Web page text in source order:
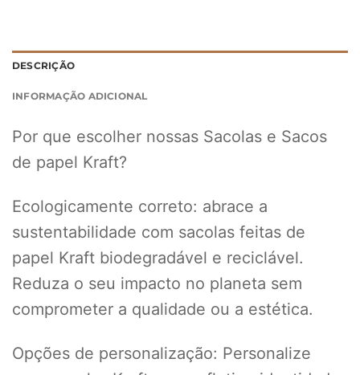
DESCRIÇÃO
INFORMAÇÃO ADICIONAL
Por que escolher nossas Sacolas e Sacos
de papel Kraft?
Ecologicamente correto: abrace a
sustentabilidade com sacolas feitas de
papel Kraft biodegradável e reciclável.
Reduza o seu impacto no planeta sem
comprometer a qualidade ou a estética.
Opções de personalização: Personalize